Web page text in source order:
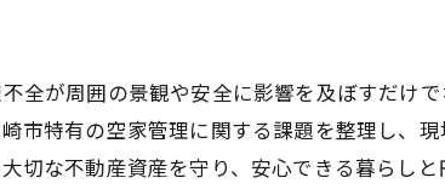
全が周囲の景観や安全に影響を及ぼすだけ
市特有の空家管理に関する課題を整理し、
切な不動産資産を守り、安心できる暮らし